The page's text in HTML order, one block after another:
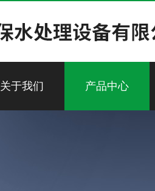
关于我们 产品中心